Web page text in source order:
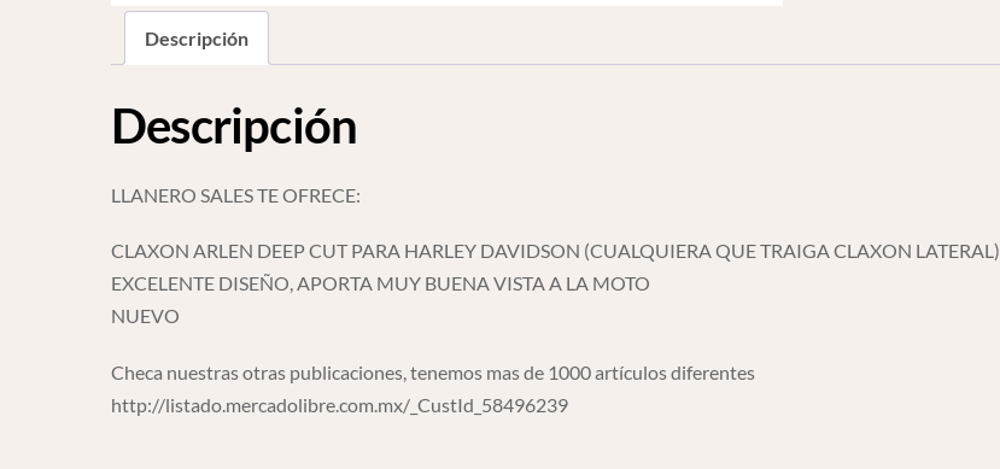
Descripción
Descripción
LLANERO SALES TE OFRECE:
CLAXON ARLEN DEEP CUT PARA HARLEY DAVIDSON (CUALQUIERA QUE TRAIGA CLAXON LATERAL)
EXCELENTE DISEÑO, APORTA MUY BUENA VISTA A LA MOTO
NUEVO
Checa nuestras otras publicaciones, tenemos mas de 1000 artículos diferentes
http://listado.mercadolibre.com.mx/_CustId_58496239